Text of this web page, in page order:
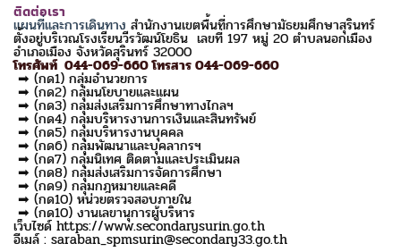
ติดต่อเรา
แผนที่และการเดินทางสำนักงานเขตพื้นที่การศึกษามัธยมศึกษาสุรินทร์
ตั้งอยู่บริเวณโรงเรียนวีรวัฒน์โยธิน เลขที่ 197 หมู่ 20 ตำบลนอกเมือง
อำเภอเมือง จังหวัดสุรินทร์ 32000
โทรศัพท์ 044-069-660 โทรสาร 044-069-660
➡ (กด1) กลุ่มอำนวยการ
➡ (กด2) กลุ่มนโยบายและแผน
➡ (กด3) กลุ่มส่งเสริมการศึกษาทางไกลฯ
➡ (กด4) กลุ่มบริหารงานการเงินและสินทรัพย์
➡ (กด5) กลุ่มบริหารงานบุคคล
➡ (กด6) กลุ่มพัฒนาและบุคลากรฯ
➡ (กด7) กลุ่มนิเทศ ติดตามและประเมินผล
➡ (กด8) กลุ่มส่งเสริมการจัดการศึกษา
➡ (กด9) กลุ่มกฎหมายและคดี
➡ (กด10) หน่วยตรวจสอบภายใน
➡ (กด10) งานเลขานุการผู้บริหาร
เว็บไซด์ https://www.secondarysurin.go.th
อีเมล์ : saraban_spmsurin@secondary33.go.th